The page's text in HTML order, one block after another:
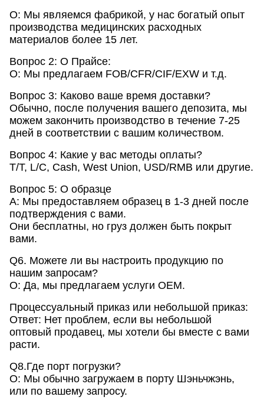
О: Мы являемся фабрикой, у нас богатый опыт
производства медицинских расходных
материалов более 15 лет.
Вопрос 2: О Прайсе:
О: Мы предлагаем FOB/CFR/CIF/EXW и т.д.
Вопрос 3: Каково ваше время доставки?
Обычно, после получения вашего депозита, мы
можем закончить производство в течение 7-25
дней в соответствии с вашим количеством.
Вопрос 4: Какие у вас методы оплаты?
T/T, L/C, Cash, West Union, USD/RMB или другие.
Вопрос 5: О образце
A: Мы предоставляем образец в 1-3 дней после
подтверждения с вами.
Они бесплатны, но груз должен быть покрыт
вами.
Q6. Можете ли вы настроить продукцию по
нашим запросам?
О: Да, мы предлагаем услуги OEM.
Процессуальный приказ или небольшой приказ:
Ответ: Нет проблем, если вы небольшой
оптовый продавец, мы хотели бы вместе с вами
расти.
Q8.Где порт погрузки?
О: Мы обычно загружаем в порту Шэньчжэнь,
или по вашему запросу.